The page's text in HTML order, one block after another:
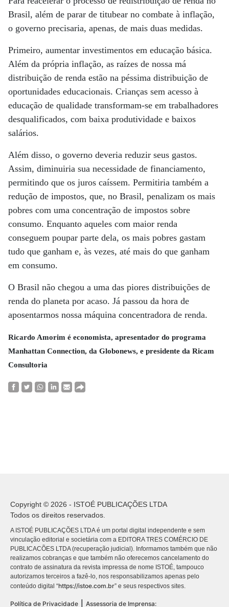
Brasil, além de parar de titubear no combate à inflação,
o governo precisaria, apenas, de mais duas medidas.
Primeiro, aumentar investimentos em educação básica.
Além da própria inflação, as raízes de nossa má
distribuição de renda estão na péssima distribuição de
oportunidades educacionais. Crianças sem acesso à
educação de qualidade transformam-se em trabalhadores
desqualificados, com baixa produtividade e baixos
salários.
Além disso, o governo deveria reduzir seus gastos.
Assim, diminuiria sua necessidade de financiamento,
permitindo que os juros caíssem. Permitiria também a
redução de impostos, que, no Brasil, penalizam os mais
pobres com uma concentração de impostos sobre
consumo. Enquanto aqueles com maior renda
conseguem poupar parte dela, os mais pobres gastam
tudo que ganham e, às vezes, até mais do que ganham
em consumo.
O Brasil não chegou a uma das piores distribuições de
renda do planeta por acaso. Já passou da hora de
aposentarmos nossa máquina concentradora de renda.
Ricardo Amorim é economista, apresentador do programa
Manhattan Connection, da Globonews, e presidente da Ricam
Consultoria
Copyright © 2026 - ISTOÉ PUBLICAÇÕES LTDA
Todos os direitos reservados.
A ISTOÉ PUBLICAÇÕES LTDA é um portal digital independente e sem
vinculação editorial e societária com a EDITORA TRES COMÉRCIO DE
PUBLICACÕES LTDA (recuperação judicial). Informamos também que não
realizamos cobranças e que também não oferecemos cancelamento do
contrato de assinatura da revista impressa de nome ISTOÉ, tampouco
autorizamos terceiros a fazê-lo, nos responsabilizamos apenas pelo
conteúdo digital “https://istoe.com.br” e seus respectivos sites.
Política de Privacidade Assessoria de Imprensa: